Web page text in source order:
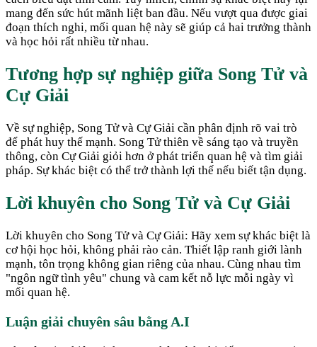
mang đến sức hút mãnh liệt ban đầu. Nếu vượt qua được giai
đoạn thích nghi, mối quan hệ này sẽ giúp cả hai trưởng thành
và học hỏi rất nhiều từ nhau.
Tương hợp sự nghiệp giữa Song Tử và
Cự Giải
Về sự nghiệp, Song Tử và Cự Giải cần phân định rõ vai trò
để phát huy thế mạnh. Song Tử thiên về sáng tạo và truyền
thông, còn Cự Giải giỏi hơn ở phát triển quan hệ và tìm giải
pháp. Sự khác biệt có thể trở thành lợi thế nếu biết tận dụng.
Lời khuyên cho Song Tử và Cự Giải
Lời khuyên cho Song Tử và Cự Giải: Hãy xem sự khác biệt là
cơ hội học hỏi, không phải rào cản. Thiết lập ranh giới lành
mạnh, tôn trọng không gian riêng của nhau. Cùng nhau tìm
"ngôn ngữ tình yêu" chung và cam kết nỗ lực mỗi ngày vì
mối quan hệ.
Luận giải chuyên sâu bằng A.I